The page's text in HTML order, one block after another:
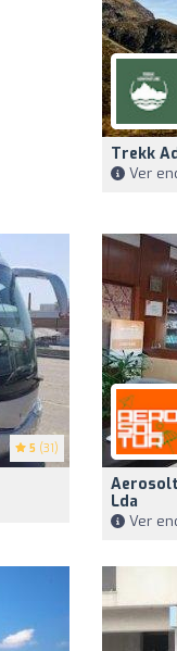
Trekk
Ver
5 (31)
Lda
Ver